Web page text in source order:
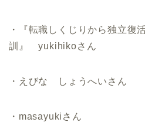
・『転職しくじりから独立復
訓』 yukihikoさん
・えびな しょうへいさん
・masayukiさん